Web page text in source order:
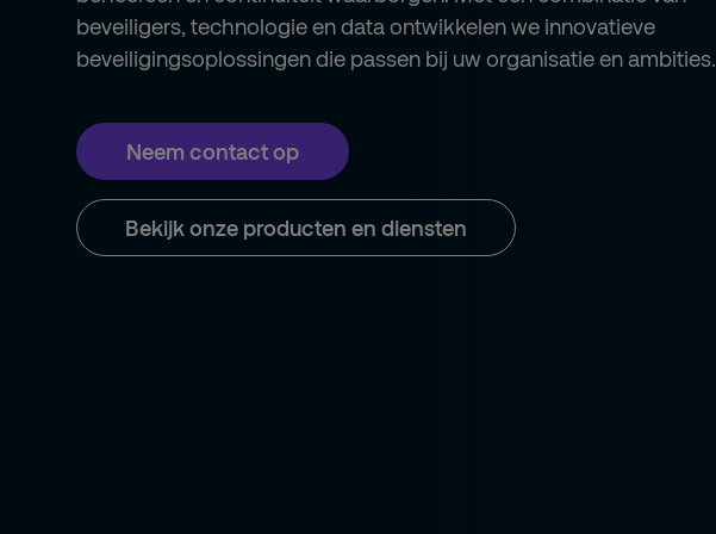
beveiligers, technologie en data ontwikkelen we innovatieve
beveiligingsoplossingen die passen bij uw organisatie en ambities.
Neem contact op
Bekijk onze producten en diensten